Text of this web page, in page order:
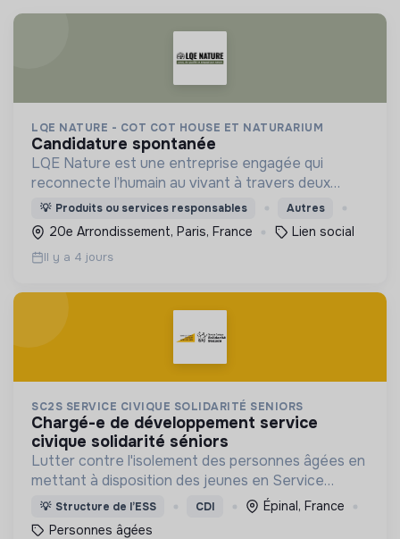
LQE NATURE - COT COT HOUSE ET NATURARIUM
candidature spontanée
LQE Nature est une entreprise engagée qui
reconnecte l’humain au vivant à travers deux
marques complémentaires : Cot Cot House (b2c)
et Naturarium (b2b)
💡 Produits ou services responsables Autres
20e Arrondissement, Paris, France Lien social
Il y a 4 jours
SC2S SERVICE CIVIQUE SOLIDARITÉ SENIORS
chargé-e de développement service
civique solidarité séniors
Lutter contre l'isolement des personnes âgées en
mettant à disposition des jeunes en Service
Civique dans les structures/associations
concernées.
💡 Structure de l’ESS CDI
Épinal, France
Personnes âgées